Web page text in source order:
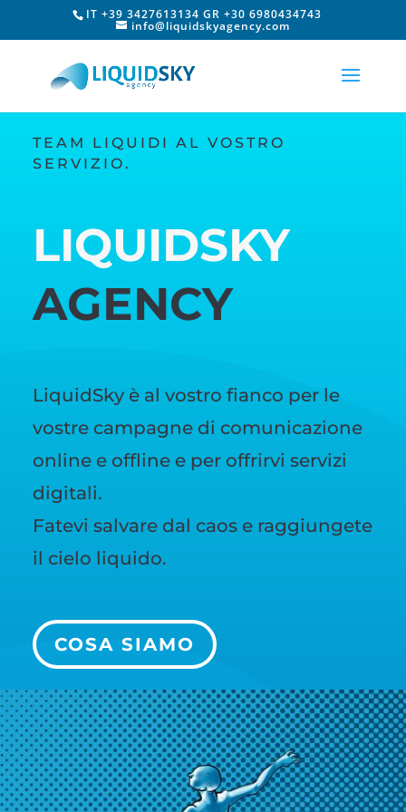
IT +39 3427613134 GR +30 6980434743
info@liquidskyagency.com
TEAM LIQUIDI AL VOSTRO
SERVIZIO.
LIQUIDSKY
AGENCY
LiquidSky è al vostro fianco per le
vostre campagne di comunicazione
online e offline e per offrirvi servizi
digitali.
Fatevi salvare dal caos e raggiungete
il cielo liquido.
COSA SIAMO